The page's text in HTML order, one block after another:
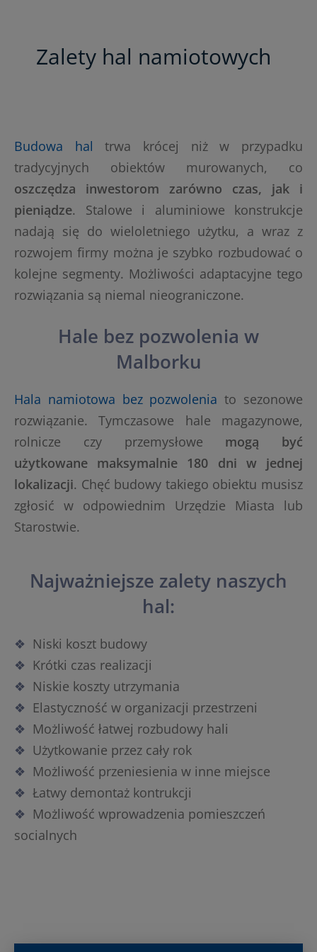
Zalety hal namiotowych
Budowa hal trwa krócej niż w przypadku
tradycyjnych obiektów murowanych, co
oszczędza inwestorom zarówno czas, jak i
pieniądze. Stalowe i aluminiowe konstrukcje
nadają się do wieloletniego użytku, a wraz z
rozwojem firmy można je szybko rozbudować o
kolejne segmenty. Możliwości adaptacyjne tego
rozwiązania są niemal nieograniczone.
Hale bez pozwolenia w
Malborku
Hala namiotowa bez pozwolenia to sezonowe
rozwiązanie. Tymczasowe hale magazynowe,
rolnicze czy przemysłowe mogą być
użytkowane maksymalnie 180 dni w jednej
lokalizacji. Chęć budowy takiego obiektu musisz
zgłosić w odpowiednim Urzędzie Miasta lub
Starostwie.
Najważniejsze zalety naszych
hal:
Niski koszt budowy
Krótki czas realizacji
Niskie koszty utrzymania
Elastyczność w organizacji przestrzeni
Możliwość łatwej rozbudowy hali
Użytkowanie przez cały rok
Możliwość przeniesienia w inne miejsce
Łatwy demontaż kontrukcji
Możliwość wprowadzenia pomieszczeń
socialnych